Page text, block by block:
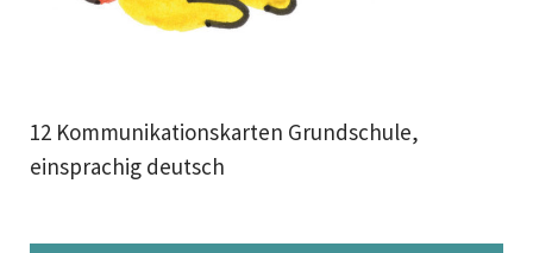
12 Kommunikationskarten Grundschule,
einsprachig deutsch